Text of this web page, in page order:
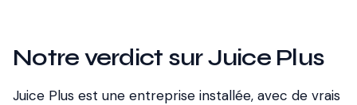
Notre verdict sur Juice Plus
Juice Plus est une entreprise installée, avec de vrais